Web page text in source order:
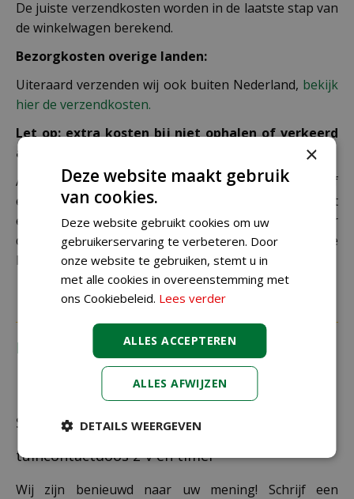
De juiste verzendkosten worden in de laatste stap van
de winkelwagen berekend.
Bezorgkosten overige landen:
Uiteraard verzenden wij ook buiten Nederland, bekijk
hier de verzendkosten.
Let op: extra kosten bij niet ophalen of verkeerd
adres
Als je je pakket niet ophaalt bij een PostNL-punt of
een verkeerd afleveradres invult, zijn wij genoodzaakt
extra kosten in rekening te brengen. Controleer
daarom altijd goed je adresgegevens voordat je je
bestelling plaatst.
Recensies
Schrijf zelf een recensie over "Calex
tuincontactdoos 2-v en timer"
Wij zijn benieuwd naar uw mening! Schrijf een
×
Deze website maakt gebruik
van cookies.
Deze website gebruikt cookies om uw
gebruikerservaring te verbeteren. Door
onze website te gebruiken, stemt u in
met alle cookies in overeenstemming met
ons Cookiebeleid. Lees verder
ALLES ACCEPTEREN
ALLES AFWIJZEN
DETAILS WEERGEVEN